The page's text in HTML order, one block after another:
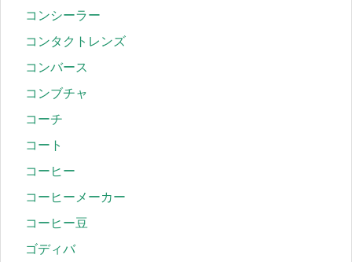
コンシーラー
コンタクトレンズ
コンバース
コンブチャ
コーチ
コート
コーヒー
コーヒーメーカー
コーヒー豆
ゴディバ